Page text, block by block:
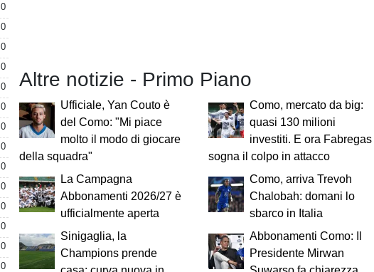
0
0
0
0
0
0
0
0
0
0
0
0
0
0
Altre notizie - Primo Piano
Ufficiale, Yan Couto è
del Como: "Mi piace
molto il modo di giocare
della squadra"
Como, mercato da big:
quasi 130 milioni
investiti. E ora Fabregas
sogna il colpo in attacco
La Campagna
Abbonamenti 2026/27 è
ufficialmente aperta
Como, arriva Trevoh
Chalobah: domani lo
sbarco in Italia
Sinigaglia, la
Champions prende
Abbonamenti Como: Il
Presidente Mirwan